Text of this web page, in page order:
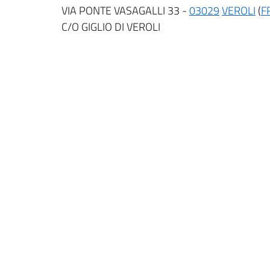
VIA PONTE VASAGALLI 33 -03029VEROLI (
C/O GIGLIO DI VEROLI